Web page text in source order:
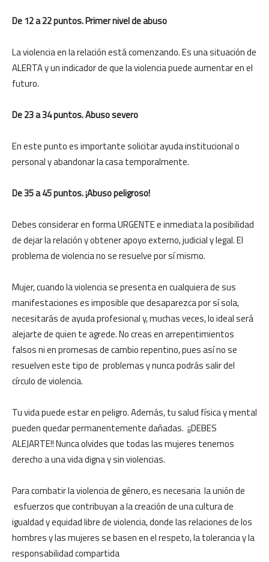
De 12 a 22 puntos. Primer nivel de abuso
La violencia en la relación está comenzando. Es una situación de
ALERTA y un indicador de que la violencia puede aumentar en el
futuro.
De 23 a 34 puntos. Abuso severo
En este punto es importante solicitar ayuda institucional o
personal y abandonar la casa temporalmente.
De 35 a 45 puntos. ¡Abuso peligroso!
Debes considerar en forma URGENTE e inmediata la posibilidad
de dejar la relación y obtener apoyo externo, judicial y legal. El
problema de violencia no se resuelve por sí mismo.
Mujer, cuando la violencia se presenta en cualquiera de sus
manifestaciones es imposible que desaparezca por sí sola,
necesitarás de ayuda profesional y, muchas veces, lo ideal será
alejarte de quien te agrede. No creas en arrepentimientos
falsos ni en promesas de cambio repentino, pues así no se
resuelven este tipo de problemas y nunca podrás salir del
círculo de violencia.
Tu vida puede estar en peligro. Además, tu salud física y mental
pueden quedar permanentemente dañadas. ¡¡DEBES
ALEJARTE!! Nunca olvides que todas las mujeres tenemos
derecho a una vida digna y sin violencias.
Para combatir la violencia de género, es necesaria la unión de
esfuerzos que contribuyan a la creación de una cultura de
igualdad y equidad libre de violencia, donde las relaciones de los
hombres y las mujeres se basen en el respeto, la tolerancia y la
responsabilidad compartida